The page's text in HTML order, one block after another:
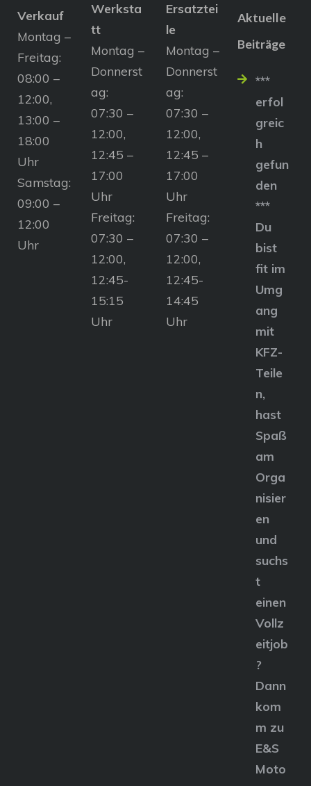
Verkauf
Montag –
Freitag:
08:00 –
12:00,
13:00 –
18:00
Uhr
Samstag:
09:00 –
12:00
Uhr
Werksta
tt
Montag –
Donnerst
ag:
07:30 –
12:00,
12:45 –
17:00
Uhr
Freitag:
07:30 –
12:00,
12:45-
15:15
Uhr
Ersatztei
le
Montag –
Donnerst
ag:
07:30 –
12:00,
12:45 –
17:00
Uhr
Freitag:
07:30 –
12:00,
12:45-
14:45
Uhr
Aktuelle
Beiträge
***
erfol
greic
h
gefun
den
***
Du
bist
fit im
Umg
ang
mit
KFZ-
Teile
n,
hast
Spaß
am
Orga
nisier
en
und
suchs
t
einen
Vollz
eitjob
?
Dann
kom
m zu
E&S
Moto